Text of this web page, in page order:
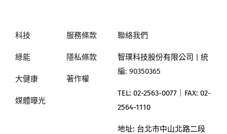
科技
綠能
大健康
媒體曝光
服務條款
隱私條款
著作權
聯絡我們
智璞科技股份有限公司 | 統
編: 90350365
TEL: 02-2563-0077｜ FAX: 02-
2564-1110
地址: 台北市中山北路二段